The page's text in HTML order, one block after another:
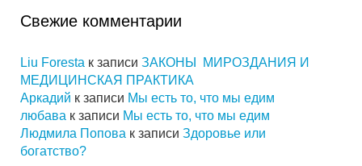
Свежие комментарии
Liu Foresta к записи ЗАКОНЫ МИРОЗДАНИЯ И
МЕДИЦИНСКАЯ ПРАКТИКА
Аркадий к записи Мы есть то, что мы едим
любава к записи Мы есть то, что мы едим
Людмила Попова к записи Здоровье или
богатство?